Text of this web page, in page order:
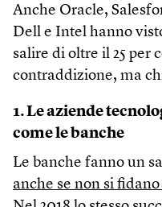
Anche Oracle,
Dell e Intel hanno
salire di oltre il 25 per
contraddizione, ma
1. Le aziende
come le banche
Le banche fanno un
anche se non si